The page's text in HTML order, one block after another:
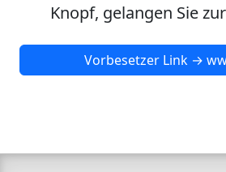
Knopf, gelangen Sie
Vorbesetzer Link →